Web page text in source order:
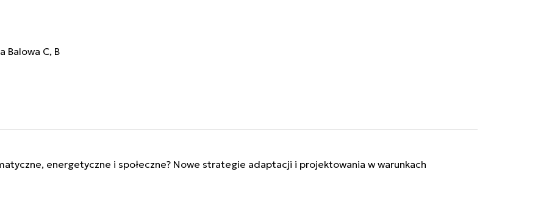
Balowa C, B
energetyczne i społeczne? Nowe strategie adaptacji i projektowania w warunkach